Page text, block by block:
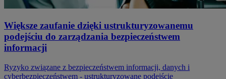
Większe zaufanie dzięki ustrukturyzowanemu
podejściu do zarządzania bezpieczeństwem
informacji
Ryzyko związane z bezpieczeństwem informacji, danych i
cyberbezpieczeństwem - ustrukturyzowane podejście